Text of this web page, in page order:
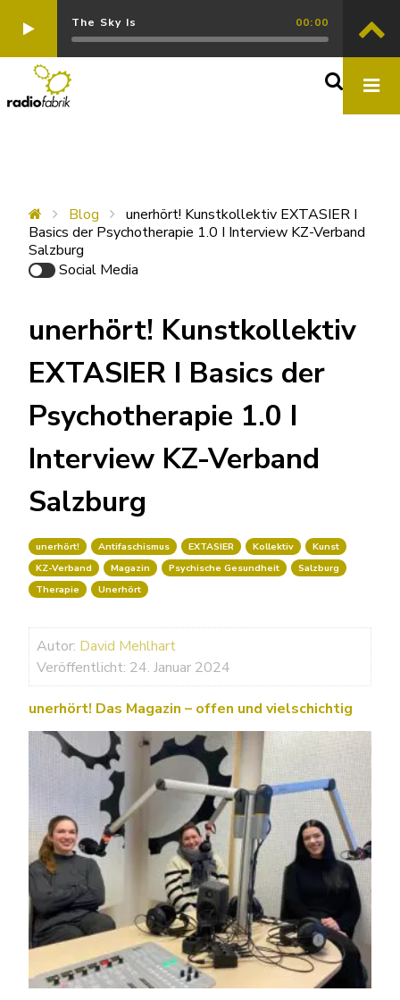
The Sky Is 00:00
Blog
unerhört! Kunstkollektiv EXTASIER I
Basics der Psychotherapie 1.0 I Interview KZ-Verband
Salzburg
Social Media
unerhört! Kunstkollektiv
EXTASIER I Basics der
Psychotherapie 1.0 I
Interview KZ-Verband
Salzburg
unerhört! Antifaschismus EXTASIER Kollektiv
Kunst
KZ-Verband
Magazin Psychische Gesundheit
Salzburg
Therapie
Unerhört
Autor: David Mehlhart
Veröffentlicht: 24. Januar 2024
unerhört! Das Magazin – offen und vielschichtig